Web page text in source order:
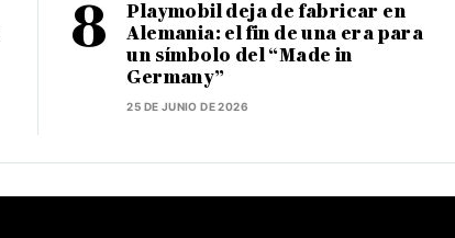
Playmobil deja de fabricar en
Alemania: el fin de una era para
un símbolo del “Made in
Germany”
25 DE JUNIO DE 2026